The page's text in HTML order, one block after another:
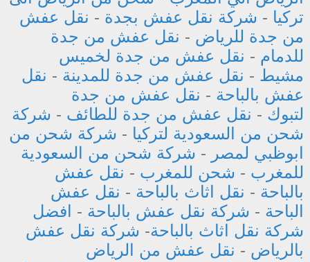
تركيا - شركة نقل عفش بجدة - نقل عفش
من جدة للرياض - نقل عفش من جدة
للدمام - نقل عفش من جدة لخميس
مشيط - نقل عفش من جدة للمدينة - نقل
عفش بالباحة - نقل عفش من جدة
لتبوك - نقل عفش من جدة للطائف - شركة
شحن من السعودية لتركيا - شركة شحن من
ابوظبي لمصر - شركة شحن من السعودية
للمغرب - شحن للمغرب - نقل عفش
بالباحة - نقل اثاث بالباحة - نقل عفش
الباحة - شركة نقل عفش بالباحة - افضل
شركة نقل اثاث بالباحة- شركة نقل عفش
بالرياض - نقل عفش من الرياض